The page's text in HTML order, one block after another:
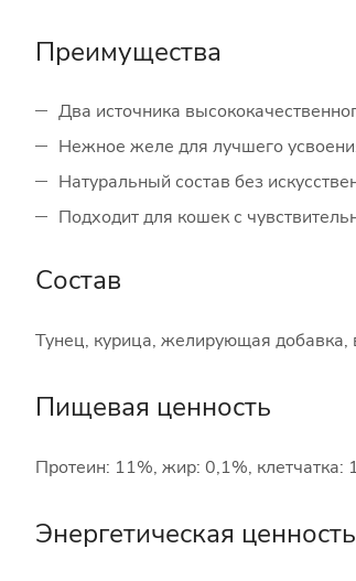
Преимущества
Два источника
Нежное желе для лучшего
Натуральный состав без
Подходит для кошек с
Состав
Тунец, курица, желирующая
Пищевая ценность
Протеин: 11%, жир: 0,1%, клетчатка:
Энергетическая ценность